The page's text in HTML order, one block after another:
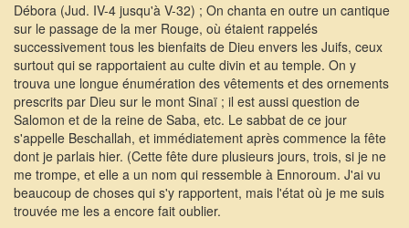
Débora (Jud. IV-4 jusqu'à V-32) ; On chanta en outre un cantique
sur le passage de la mer Rouge, où étaient rappelés
successivement tous les bienfaits de Dieu envers les Juifs, ceux
surtout qui se rapportaient au culte divin et au temple. On y
trouva une longue énumération des vêtements et des ornements
prescrits par Dieu sur le mont Sinaï ; il est aussi question de
Salomon et de la reine de Saba, etc. Le sabbat de ce jour
s'appelle Beschallah, et immédiatement après commence la fête
dont je parlais hier. (Cette fête dure plusieurs jours, trois, si je ne
me trompe, et elle a un nom qui ressemble à Ennoroum. J'ai vu
beaucoup de choses qui s'y rapportent, mais l'état où je me suis
trouvée me les a encore fait oublier.